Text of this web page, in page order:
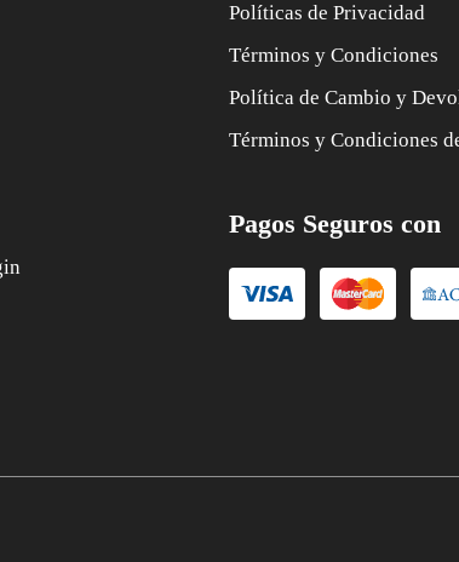
Políticas de Privacidad
Términos y Condiciones
Política de Cambio y
Términos y Condiciones
Pagos Seguros con